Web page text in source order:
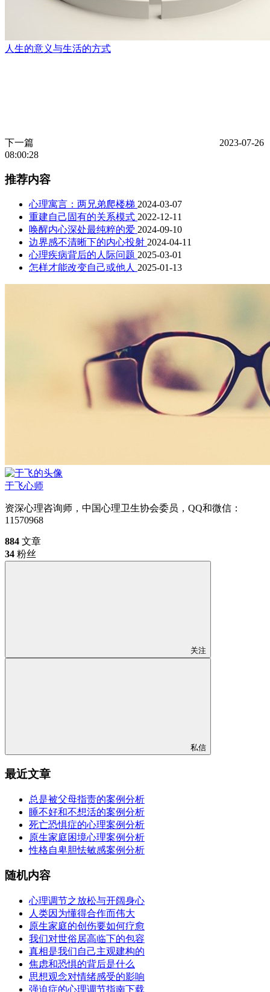
人生的意义与生活的方式
下一篇
2023-07-26
08:00:28
推荐内容
心理寓言：两兄弟爬楼梯 2024-03-07
重建自己固有的关系模式 2022-12-11
唤醒内心深处最纯粹的爱 2024-09-10
边界感不清晰下的内心投射 2024-04-11
心理疾病背后的人际问题 2025-03-01
怎样才能改变自己或他人 2025-01-13
于飞心师
资深心理咨询师，中国心理卫生协会委员，QQ和微信：
11570968
884 文章
34 粉丝
关注
私信
最近文章
总是被父母指责的案例分析
睡不好和不想活的案例分析
死亡恐惧症的心理案例分析
原生家庭困境心理案例分析
性格自卑胆怯敏感案例分析
随机内容
心理调节之放松与开阔身心
人类因为懂得合作而伟大
原生家庭的创伤要如何疗愈
我们对世俗居高临下的包容
真相是我们自己主观建构的
焦虑和恐惧的背后是什么
思想观念对情绪感受的影响
强迫症的心理调节指南下载